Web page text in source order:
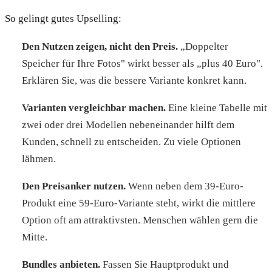
So gelingt gutes Upselling:
Den Nutzen zeigen, nicht den Preis. „Doppelter
Speicher für Ihre Fotos" wirkt besser als „plus 40 Euro".
Erklären Sie, was die bessere Variante konkret kann.
Varianten vergleichbar machen. Eine kleine Tabelle mit
zwei oder drei Modellen nebeneinander hilft dem
Kunden, schnell zu entscheiden. Zu viele Optionen
lähmen.
Den Preisanker nutzen. Wenn neben dem 39-Euro-
Produkt eine 59-Euro-Variante steht, wirkt die mittlere
Option oft am attraktivsten. Menschen wählen gern die
Mitte.
Bundles anbieten. Fassen Sie Hauptprodukt und